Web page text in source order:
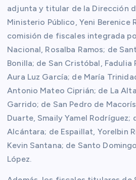
adjunta y titular de la Dirección
Ministerio Público, Yeni Berenice
comisión de fiscales integrada
Nacional, Rosalba Ramos; de
Bonilla; de San Cristóbal, Fadulia
Aura Luz García; de María
Antonio Mateo Ciprián; de La
Garrido; de San Pedro de
Duarte, Smaily Yamel Rodríguez;
Alcántara; de Espaillat, Yorelbin
Kevin Santana; de Santo
López.